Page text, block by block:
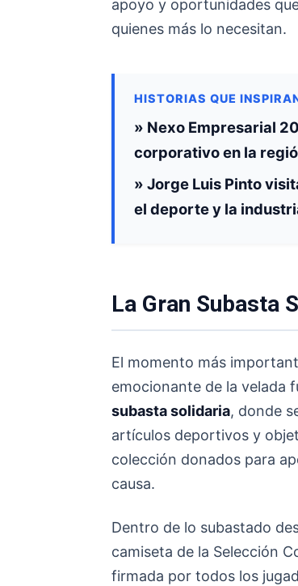
apoyo y oportunidades
quienes más lo necesitan.
HISTORIAS QUE
» Nexo Empresarial
corporativo en la
» Jorge Luis Pinto
el deporte y la
La Gran Subasta
El momento más
emocionante de la velada
subasta solidaria, donde
artículos deportivos y
colección donados para
causa.
Dentro de lo subastado
camiseta de la Selección
firmada por todos los